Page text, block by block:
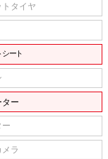
タイヤ
ート
ター
ー
ラ